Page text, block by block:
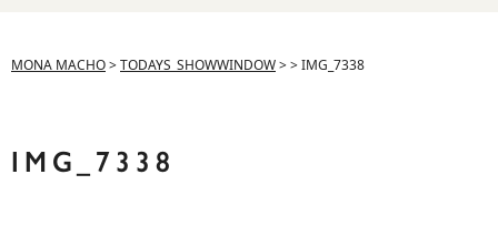
MONA MACHO>TODAYS_SHOWWINDOW>>IMG_7338
IMG_7338